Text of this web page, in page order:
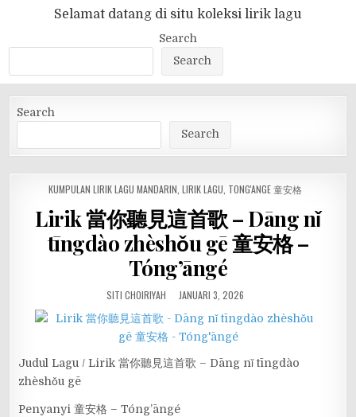
Selamat datang di situ koleksi lirik lagu
Search
Search
Search
Search
POSTED
KUMPULAN LIRIK LAGU MANDARIN LIRIK LAGU TONG'ANGE 童安格
Lirik 當你聽見這首歌 – Dāng nǐ
tīngdào zhèshǒu gē 童安格 –
Tóng’āngé
SITI CHOIRIYAH JANUARI 3, 2026
Judul Lagu / Lirik 當你聽見這首歌 – Dāng nǐ tīngdào
zhèshǒu gē
Penyanyi 童安格 – Tóng’āngé